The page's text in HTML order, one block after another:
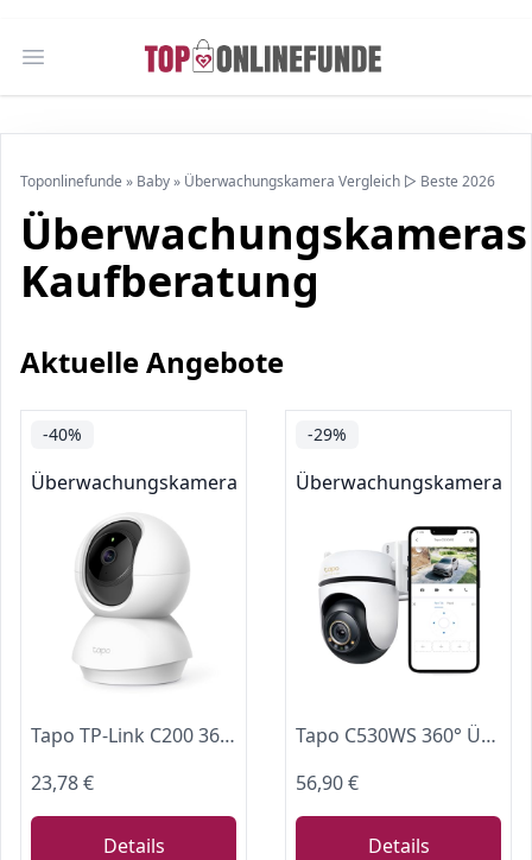
Open main menu
Toponlinefunde » Baby» Überwachungskamera Vergleich ▷ Beste 2026
Überwachungskameras
Kaufberatung
Aktuelle Angebote
-40%
Überwachungskameras
Tapo TP-Link C200 360°-WLAN-Überwachungskamera für den Innenbereich, FHD 1080P, Nachtsicht, Bewegungserkennung, Zwei-Wege-Audio, kompatibel mit Alexa und Google Assistant, für Babys/Haustiere
23,78 €
Details
-29%
Überwachungskameras
Tapo C530WS 360° Überwachungskamera Außen, 3K 5MP, Starlight Farbe Nachtsicht, KI-Erkennung, Bewegungsverfolgung, WLAN oder Ethernet, microSD-Karte bis zu 512 GB
56,90 €
Details